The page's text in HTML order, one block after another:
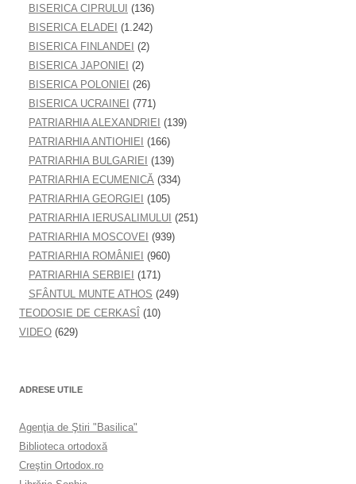
BISERICA CIPRULUI (136)
BISERICA ELADEI (1.242)
BISERICA FINLANDEI (2)
BISERICA JAPONIEI (2)
BISERICA POLONIEI (26)
BISERICA UCRAINEI (771)
PATRIARHIA ALEXANDRIEI (139)
PATRIARHIA ANTIOHIEI (166)
PATRIARHIA BULGARIEI (139)
PATRIARHIA ECUMENICĂ (334)
PATRIARHIA GEORGIEI (105)
PATRIARHIA IERUSALIMULUI (251)
PATRIARHIA MOSCOVEI (939)
PATRIARHIA ROMÂNIEI (960)
PATRIARHIA SERBIEI (171)
SFÂNTUL MUNTE ATHOS (249)
TEODOSIE DE CERKASÎ (10)
VIDEO (629)
ADRESE UTILE
Agenţia de Ştiri "Basilica"
Biblioteca ortodoxă
Creştin Ortodox.ro